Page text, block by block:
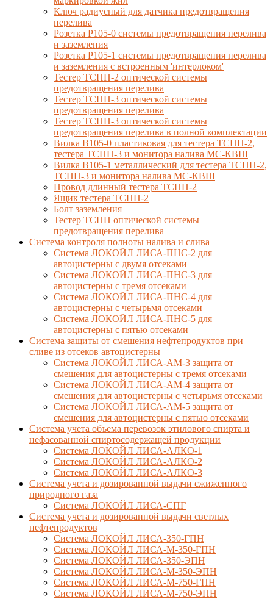
Ключ радиусный для датчика предотвращения
перелива
Розетка Р105-0 системы предотвращения перелива
и заземления
Розетка Р105-1 системы предотвращения перелива
и заземления с встроенным 'интерлоком'
Тестер ТСПП-2 оптической системы
предотвращения перелива
Тестер ТСПП-3 оптической системы
предотвращения перелива
Тестер ТСПП-3 оптической системы
предотвращения перелива в полной комплектации
Вилка В105-0 пластиковая для тестера ТСПП-2,
тестера ТСПП-3 и монитора налива МС-КВШ
Вилка В105-1 металлический для тестера ТСПП-2,
ТСПП-3 и монитора налива МС-КВШ
Провод длинный тестера ТСПП-2
Ящик тестера ТСПП-2
Болт заземления
Тестер ТСПП оптической системы
предотвращения перелива
Cистема контроля полноты налива и слива
Система ЛОКОЙЛ ЛИСА-ПНС-2 для
автоцистерны с двумя отсеками
Система ЛОКОЙЛ ЛИСА-ПНС-3 для
автоцистерны с тремя отсеками
Система ЛОКОЙЛ ЛИСА-ПНС-4 для
автоцистерны с четырьмя отсеками
Система ЛОКОЙЛ ЛИСА-ПНС-5 для
автоцистерны с пятью отсеками
Система защиты от смешения нефтепродуктов при
сливе из отсеков автоцистерны
Система ЛОКОЙЛ ЛИСА-AM-3 защита от
смешения для автоцистерны с тремя отсеками
Система ЛОКОЙЛ ЛИСА-AM-4 защита от
смешения для автоцистерны с четырьмя отсеками
Система ЛОКОЙЛ ЛИСА-AM-5 защита от
смешения для автоцистерны с пятью отсеками
Система учета объема перевозок этилового спирта и
нефасованной спиртосодержащей продукции
Система ЛОКОЙЛ ЛИСА-AЛКО-1
Система ЛОКОЙЛ ЛИСА-АЛКО-2
Система ЛОКОЙЛ ЛИСА-АЛКО-3
Система учета и дозированной выдачи сжиженного
природного газа
Система ЛОКОЙЛ ЛИСА-СПГ
Система учета и дозированной выдачи светлых
нефтепродуктов
Система ЛОКОЙЛ ЛИСА-350-ГПН
Система ЛОКОЙЛ ЛИСА-М-350-ГПН
Система ЛОКОЙЛ ЛИСА-350-ЭПН
Система ЛОКОЙЛ ЛИСА-М-350-ЭПН
Система ЛОКОЙЛ ЛИСА-М-750-ГПН
Система ЛОКОЙЛ ЛИСА-М-750-ЭПН